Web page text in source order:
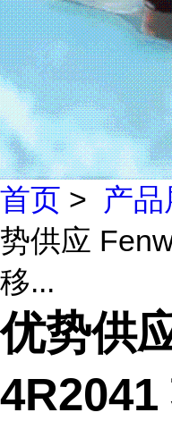
首页 > 产
势供应
移...
优势供